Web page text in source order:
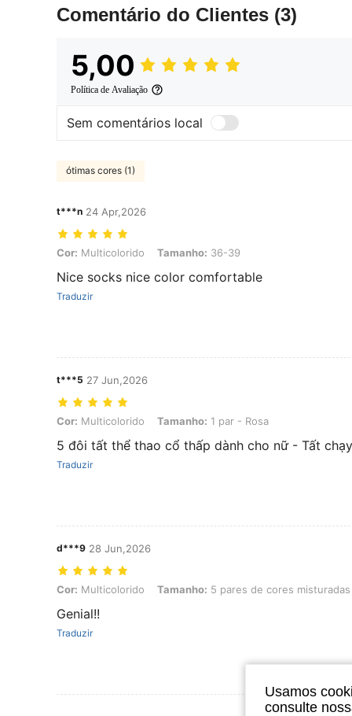
Comentário do Clientes (3)
5,00
Política de Avaliação
Sem comentários local
ótimas cores (1)
t***n 24 Apr,2026
Cor: Multicolorido, Tamanho: 36-39
Cor: Multicolorido Tamanho: 36-39
Nice socks nice color comfortable
Traduzir
t***5 27 Jun,2026
Cor: Multicolorido, Tamanho: 1 par - Rosa
Cor: Multicolorido Tamanho: 1 par - Rosa
5 đôi tất thể thao cổ thấp dành cho nữ - Tất chạy
Traduzir
d***9 28 Jun,2026
Cor: Multicolorido, Tamanho: 5 pares de cores misturadas
Cor: Multicolorido Tamanho: 5 pares de cores misturadas
Genial!!
Traduzir
Usamos
consulte